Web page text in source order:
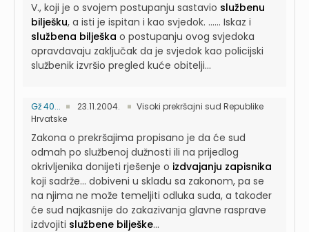
V., koji je o svojem postupanju sastavio službenu
bilješku, a isti je ispitan i kao svjedok. ...... Iskaz i
službena bilješka o postupanju ovog svjedoka
opravdavaju zaključak da je svjedok kao policijski
službenik izvršio pregled kuće obitelji...
Gž 40... 23.11.2004.
Visoki prekršajni sud Republike
Hrvatske
Zakona o prekršajima propisano je da će sud
odmah po službenoj dužnosti ili na prijedlog
okrivljenika donijeti rješenje o izdvajanju zapisnika
koji sadrže... dobiveni u skladu sa zakonom, pa se
na njima ne može temeljiti odluka suda, a također
će sud najkasnije do zakazivanja glavne rasprave
izdvojiti službene bilješke...